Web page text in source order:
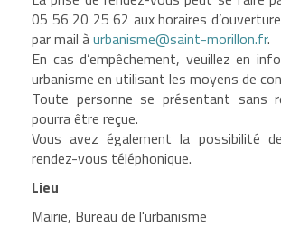
05 56 20 25 62 aux horaires
par mail àurbanisme@saint-morillon.fr.
En cas d’empêchement, veuillez en
urbanisme en utilisant les moyens de
Toute personne se présentant sans
pourra être reçue.
Vous avez également la possibilité
rendez-vous téléphonique.
Lieu
Mairie, Bureau de l'urbanisme